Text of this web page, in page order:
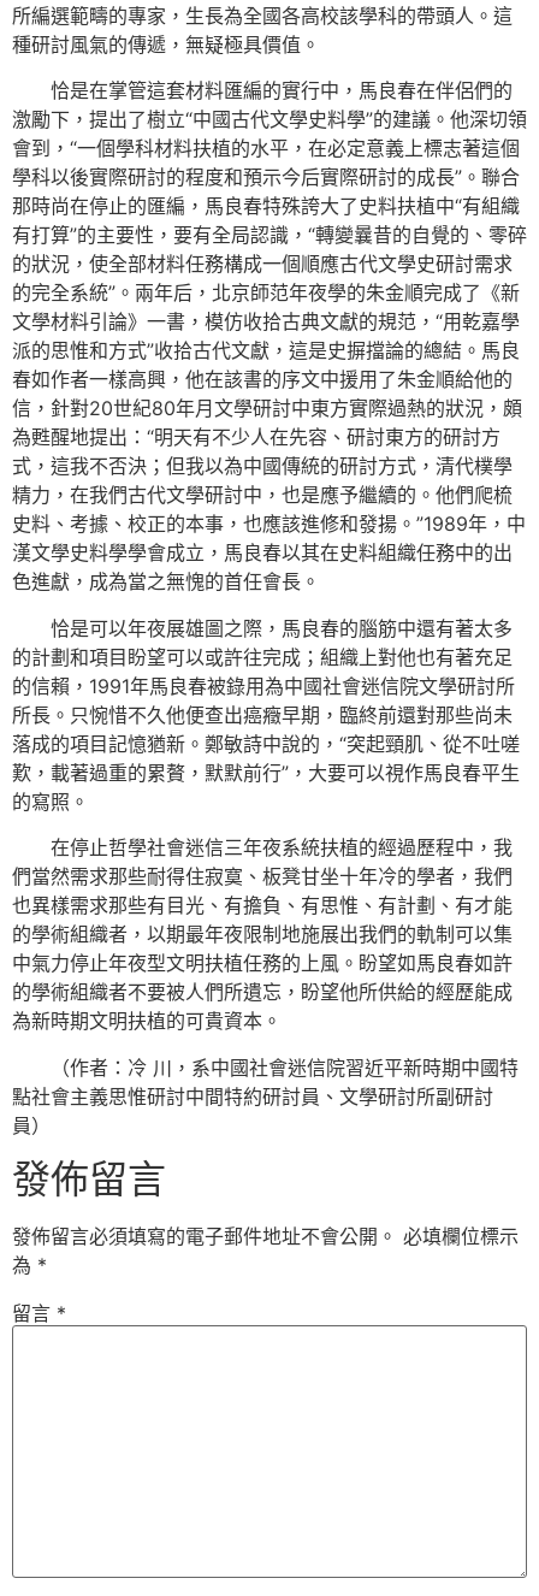
所編選範疇的專家，生長為全國各高校該學科的帶頭人。這
種研討風氣的傳遞，無疑極具價值。
恰是在掌管這套材料匯編的實行中，馬良春在伴侶們的
激勵下，提出了樹立“中國古代文學史料學”的建議。他深切領
會到，“一個學科材料扶植的水平，在必定意義上標志著這個
學科以後實際研討的程度和預示今后實際研討的成長”。聯合
那時尚在停止的匯編，馬良春特殊誇大了史料扶植中“有組織
有打算”的主要性，要有全局認識，“轉變曩昔的自覺的、零碎
的狀況，使全部材料任務構成一個順應古代文學史研討需求
的完全系統”。兩年后，北京師范年夜學的朱金順完成了《新
文學材料引論》一書，模仿收拾古典文獻的規范，“用乾嘉學
派的思惟和方式”收拾古代文獻，這是史摒擋論的總結。馬良
春如作者一樣高興，他在該書的序文中援用了朱金順給他的
信，針對20世紀80年月文學研討中東方實際過熱的狀況，頗
為甦醒地提出：“明天有不少人在先容、研討東方的研討方
式，這我不否決；但我以為中國傳統的研討方式，清代樸學
精力，在我們古代文學研討中，也是應予繼續的。他們爬梳
史料、考據、校正的本事，也應該進修和發揚。”1989年，中
漢文學史料學學會成立，馬良春以其在史料組織任務中的出
色進獻，成為當之無愧的首任會長。
恰是可以年夜展雄圖之際，馬良春的腦筋中還有著太多
的計劃和項目盼望可以或許往完成；組織上對他也有著充足
的信賴，1991年馬良春被錄用為中國社會迷信院文學研討所
所長。只惋惜不久他便查出癌癥早期，臨終前還對那些尚未
落成的項目記憶猶新。鄭敏詩中說的，“突起頸肌、從不吐嗟
歎，載著過重的累贅，默默前行”，大要可以視作馬良春平生
的寫照。
在停止哲學社會迷信三年夜系統扶植的經過歷程中，我
們當然需求那些耐得住寂寞、板凳甘坐十年冷的學者，我們
也異樣需求那些有目光、有擔負、有思惟、有計劃、有才能
的學術組織者，以期最年夜限制地施展出我們的軌制可以集
中氣力停止年夜型文明扶植任務的上風。盼望如馬良春如許
的學術組織者不要被人們所遺忘，盼望他所供給的經歷能成
為新時期文明扶植的可貴資本。
（作者：冷 川，系中國社會迷信院習近平新時期中國特
點社會主義思惟研討中間特約研討員、文學研討所副研討
員）
發佈留言
發佈留言必須填寫的電子郵件地址不會公開。 必填欄位標示
為 *
留言 *